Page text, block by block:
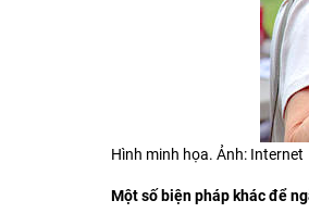
Hình minh họa. Ảnh: Internet
Một số biện pháp khác để